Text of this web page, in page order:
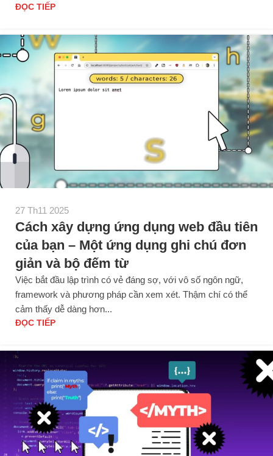
ĐỌC TIẾP
27 Th11 2025
Cách xây dựng ứng dụng web đầu tiên
của bạn – Một ứng dụng ghi chú đơn
giản và bộ đếm từ
Việc bắt đầu lập trình có vẻ đáng sợ, với vô số ngôn ngữ,
framework và phương pháp cần xem xét. Thậm chí có thể
cảm thấy dễ dàng hơn...
ĐỌC TIẾP